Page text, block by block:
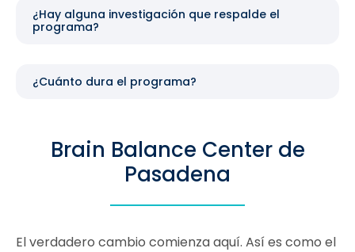
¿Hay alguna investigación que respalde el
programa?
¿Cuánto dura el programa?
Brain Balance Center de
Pasadena
El verdadero cambio comienza aquí. Así es como el